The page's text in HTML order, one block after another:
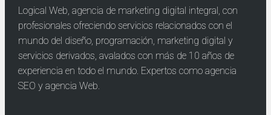
Logical Web, agencia de marketing digital integral, con
profesionales ofreciendo servicios relacionados con el
mundo del diseño, programación, marketing digital y
servicios derivados, avalados con más de 10 años de
experiencia en todo el mundo. Expertos como agencia
SEO y agencia Web.